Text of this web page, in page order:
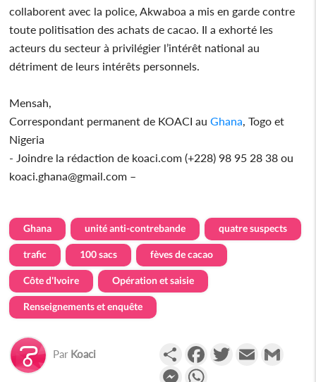
collaborent avec la police, Akwaboa a mis en garde contre
toute politisation des achats de cacao. Il a exhorté les
acteurs du secteur à privilégier l’intérêt national au
détriment de leurs intérêts personnels.
Mensah,
Correspondant permanent de KOACI auGhana , Togo et
Nigeria
- Joindre la rédaction de koaci.com (+228) 98 95 28 38 ou
koaci.ghana@gmail.com –
Ghana unité anti-contrebande quatre suspects
trafic 100 sacs fèves de cacao
Côte d'Ivoire Opération et saisie
Renseignements et enquête
Par Koaci PartagerFacebookTwitterEmail
Messenger